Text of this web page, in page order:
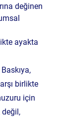
değinen
ayakta
birlikte
için